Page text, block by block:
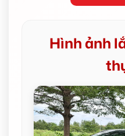
Hình ảnh